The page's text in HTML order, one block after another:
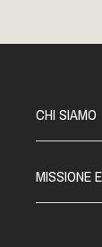
CHI SIAMO
MISSIONE